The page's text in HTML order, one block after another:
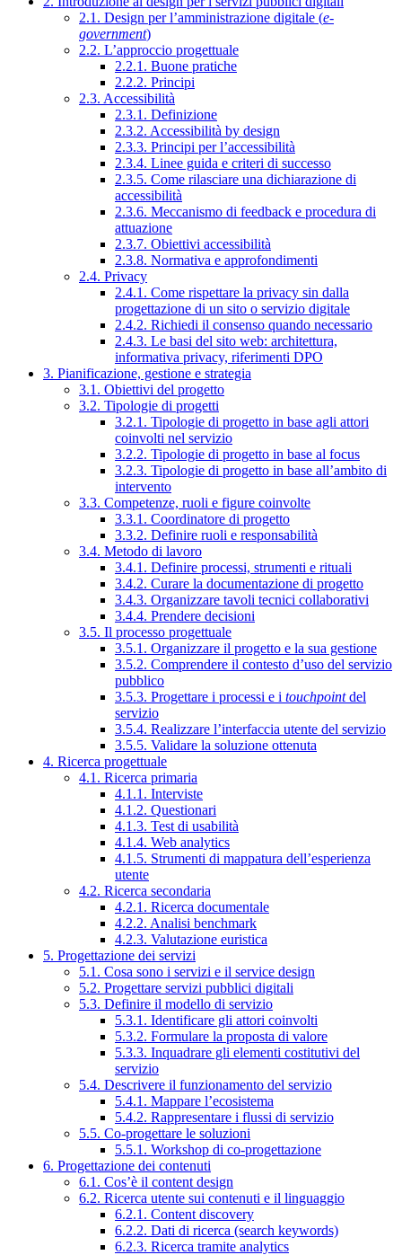
2.1. Design per l’amministrazione digitale (e-
government)
2.2. L’approccio progettuale
2.2.1. Buone pratiche
2.2.2. Principi
2.3. Accessibilità
2.3.1. Definizione
2.3.2. Accessibilità by design
2.3.3. Principi per l’accessibilità
2.3.4. Linee guida e criteri di successo
2.3.5. Come rilasciare una dichiarazione di
accessibilità
2.3.6. Meccanismo di feedback e procedura di
attuazione
2.3.7. Obiettivi accessibilità
2.3.8. Normativa e approfondimenti
2.4. Privacy
2.4.1. Come rispettare la privacy sin dalla
progettazione di un sito o servizio digitale
2.4.2. Richiedi il consenso quando necessario
2.4.3. Le basi del sito web: architettura,
informativa privacy, riferimenti DPO
3. Pianificazione, gestione e strategia
3.1. Obiettivi del progetto
3.2. Tipologie di progetti
3.2.1. Tipologie di progetto in base agli attori
coinvolti nel servizio
3.2.2. Tipologie di progetto in base al focus
3.2.3. Tipologie di progetto in base all’ambito di
intervento
3.3. Competenze, ruoli e figure coinvolte
3.3.1. Coordinatore di progetto
3.3.2. Definire ruoli e responsabilità
3.4. Metodo di lavoro
3.4.1. Definire processi, strumenti e rituali
3.4.2. Curare la documentazione di progetto
3.4.3. Organizzare tavoli tecnici collaborativi
3.4.4. Prendere decisioni
3.5. Il processo progettuale
3.5.1. Organizzare il progetto e la sua gestione
3.5.2. Comprendere il contesto d’uso del servizio
pubblico
3.5.3. Progettare i processi e i touchpointdel
servizio
3.5.4. Realizzare l’interfaccia utente del servizio
3.5.5. Validare la soluzione ottenuta
4. Ricerca progettuale
4.1. Ricerca primaria
4.1.1. Interviste
4.1.2. Questionari
4.1.3. Test di usabilità
4.1.4. Web analytics
4.1.5. Strumenti di mappatura dell’esperienza
utente
4.2. Ricerca secondaria
4.2.1. Ricerca documentale
4.2.2. Analisi benchmark
4.2.3. Valutazione euristica
5. Progettazione dei servizi
5.1. Cosa sono i servizi e il service design
5.2. Progettare servizi pubblici digitali
5.3. Definire il modello di servizio
5.3.1. Identificare gli attori coinvolti
5.3.2. Formulare la proposta di valore
5.3.3. Inquadrare gli elementi costitutivi del
servizio
5.4. Descrivere il funzionamento del servizio
5.4.1. Mappare l’ecosistema
5.4.2. Rappresentare i flussi di servizio
5.5. Co-progettare le soluzioni
5.5.1. Workshop di co-progettazione
6. Progettazione dei contenuti
6.1. Cos’è il content design
6.2. Ricerca utente sui contenuti e il linguaggio
6.2.1. Content discovery
6.2.2. Dati di ricerca (search keywords)
6.2.3. Ricerca tramite analytics